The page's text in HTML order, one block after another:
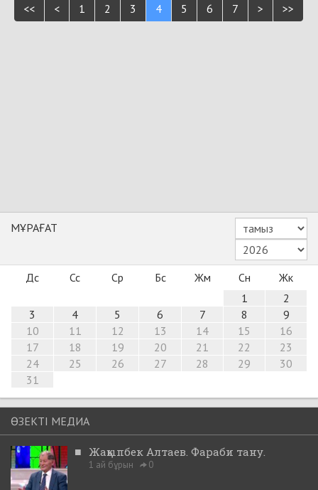
<< < 1 2 3 4 5 6 7 > >>
МҰРАҒАТ
Дс Сс Ср Бс Жм Сн
Жк
1
2
3
4 5 6 7 8
9
10
11 12 13 14 15
16
17
18 19 20 21 22
23
24
25 26 27 28 29
30
31
ӨЗЕКТІ МЕДИА
■ Жақыпбек Алтаев. Фараби тану.
1 ай бұрын 0